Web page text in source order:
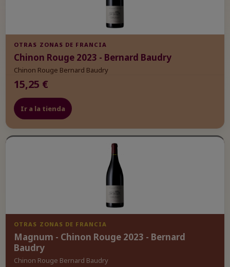
OTRAS ZONAS DE FRANCIA
Chinon Rouge 2023 - Bernard Baudry
Chinon Rouge Bernard Baudry
15,25 €
Ir a la tienda
OTRAS ZONAS DE FRANCIA
Magnum - Chinon Rouge 2023 - Bernard
Baudry
Chinon Rouge Bernard Baudry